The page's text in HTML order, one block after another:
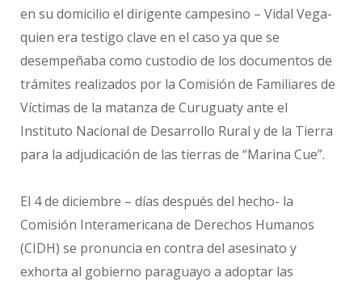
en su domicilio el dirigente campesino – Vidal Vega-
quien era testigo clave en el caso ya que se
desempeñaba como custodio de los documentos de
trámites realizados por la Comisión de Familiares de
Víctimas de la matanza de Curuguaty ante el
Instituto Nacional de Desarrollo Rural y de la Tierra
para la adjudicación de las tierras de “Marina Cue”.
El 4 de diciembre – días después del hecho- la
Comisión Interamericana de Derechos Humanos
(CIDH) se pronuncia en contra del asesinato y
exhorta al gobierno paraguayo a adoptar las